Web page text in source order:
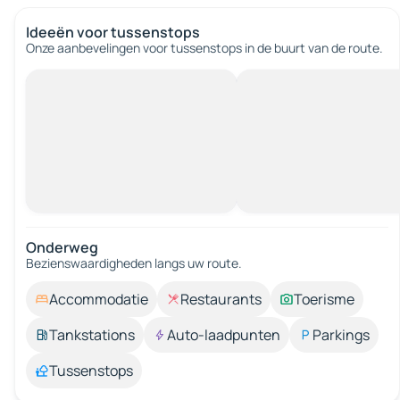
Ideeën voor tussenstops
Onze aanbevelingen voor tussenstops in de buurt van de route.
Onderweg
Bezienswaardigheden langs uw route.
Accommodatie Restaurants
Toerisme
Tankstations
Auto-laadpunten
Parkings
Tussenstops